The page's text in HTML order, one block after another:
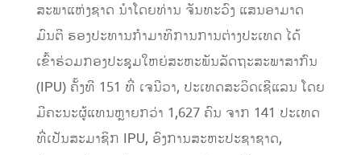
ສະພາແຫ່ງຊາດ ນຳໂດຍທ່ານ ຈັນທະວົງ ແສນອາມາດ
ມົນຕີ ຮອງປະທານກຳມາທິການການຕ່າງປະເທດ ໄດ້
ເຂົ້າຮ່ວມກອງປະຊຸມໃຫຍ່ສະຫະພັນລັດຖະສະພາສາກົນ
(IPU) ຄັ້ງທີ 151 ທີ່ ເຈນີວາ, ປະເທດສະວິດເຊີແລນ ໂດຍ
ມີຄະນະຜູ້ແທນຫຼາຍກວ່າ 1,627 ຄົນ ຈາກ 141 ປະເທດ
ທີ່ເປັນສະມາຊິກ IPU, ອົງການສະຫະປະຊາຊາດ,